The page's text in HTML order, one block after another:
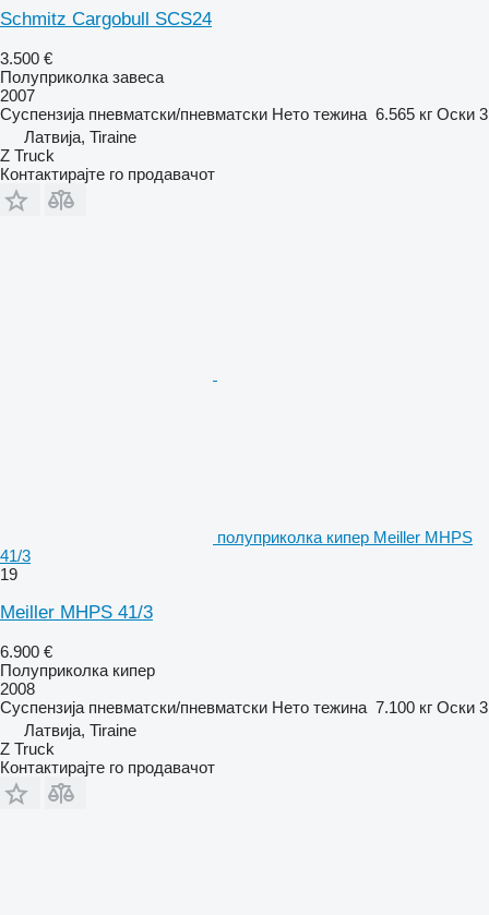
Schmitz Cargobull SCS24
3.500 €
Полуприколка завеса
2007
Суспензија пневматски/пневматски Нето тежина 6.565 кг Оски 3
Латвија, Tiraine
Z Truck
Контактирајте го продавачот
полуприколка кипер Meiller MHPS
41/3
19
Meiller MHPS 41/3
6.900 €
Полуприколка кипер
2008
Суспензија пневматски/пневматски Нето тежина 7.100 кг Оски 3
Латвија, Tiraine
Z Truck
Контактирајте го продавачот